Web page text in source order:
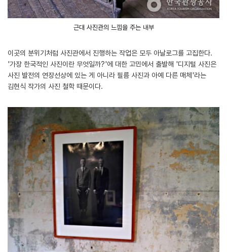
근대 사진관의 느낌을 주는 내부
이곳의 분위기처럼 사진관에서 진행하는 작업은 모두 아날로그를 고집한다.
'가장 한국적인 사진이란 무엇일까?'에 대한 고민에서 출발해 '디지털 사진은
사진 발전의 연장선상에 있는 게 아니라 필름 사진과 아예 다른 매체'라는
김현식 작가의 사진 철학 때문이다.